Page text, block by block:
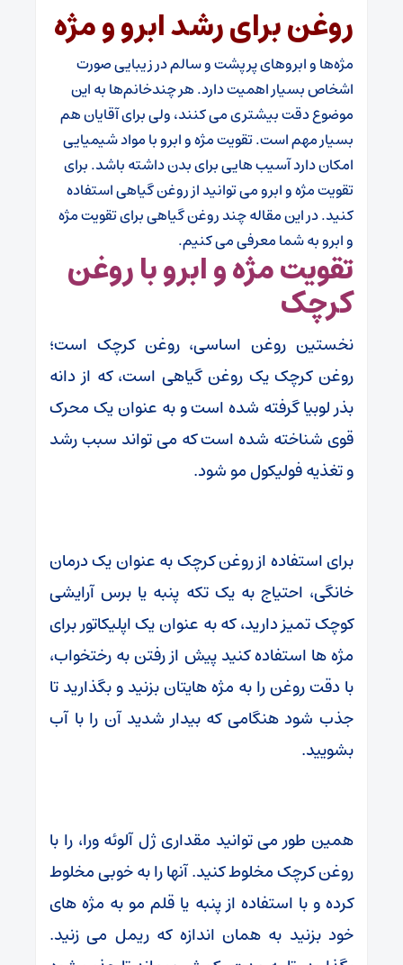
روغن برای رشد ابرو و مژه
مژه‌ها و ابروهای پرپشت و سالم در زیبایی صورت
اشخاص بسیار اهمیت دارد. هر چندخانم‌ها به این
موضوع دقت بیشتری می کنند، ولی برای آقایان هم
بسیار مهم است. تقویت مژه و ابرو با مواد شیمیایی
امکان دارد آسیب هایی برای بدن داشته باشد. برای
تقویت مژه و ابرو می توانید از روغن گیاهی استفاده
کنید. در این مقاله چند روغن گیاهی برای تقویت مژه
و ابرو به شما معرفی می کنیم.
تقویت مژه و ابرو با روغن
کرچک
نخستین روغن اساسی، روغن کرچک است؛
روغن کرچک یک روغن گیاهی است، که از دانه
بذر لوبیا گرفته شده است و به عنوان یک محرک
قوی شناخته شده است که می تواند سبب رشد
و تغذیه فولیکول مو شود.
برای استفاده از روغن کرچک به عنوان یک درمان
خانگی، احتیاج به یک تکه پنبه یا برس آرایشی
کوچک تمیز دارید، که به عنوان یک اپلیکاتور برای
مژه ها استفاده کنید پیش از رفتن به رختخواب،
با دقت روغن را به مژه هایتان بزنید و بگذارید تا
جذب شود هنگامی که بیدار شدید آن را با آب
بشویید.
همین طور می توانید مقداری ژل آلوئه ورا، را با
روغن کرچک مخلوط کنید. آنها را به خوبی مخلوط
کرده و با استفاده از پنبه یا قلم مو به مژه های
خود بزنید به همان اندازه که ریمل می زنید.